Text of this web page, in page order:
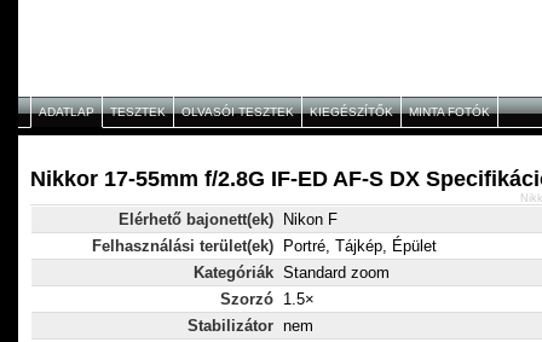
hangtalan
bels?`
jobb
diafragma a
is
kölcsönöz.
ADATLAP TESZTEK OLVASÓI TESZTEK KIEGÉSZÍTŐK MINTA FOTÓK
Nikkor 17-55mm f/2.8G IF-ED AF-S DX
Elérhető bajonett(ek)
Nikon F
Felhasználási terület(ek)
Portré, Tájkép, Épület
Kategóriák Standard zoom
Szorzó 1.5×
Stabilizátor nem